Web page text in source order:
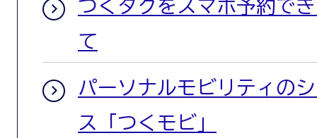
つくタクをスマホ予約で
て
パーソナルモビリティの
ス「つくモビ」